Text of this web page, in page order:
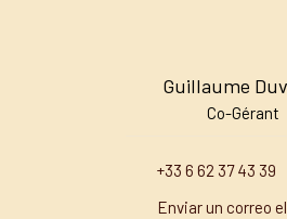
Guillaume
Co-Gérant
+33 6 62 37 43 39
Enviar un correo